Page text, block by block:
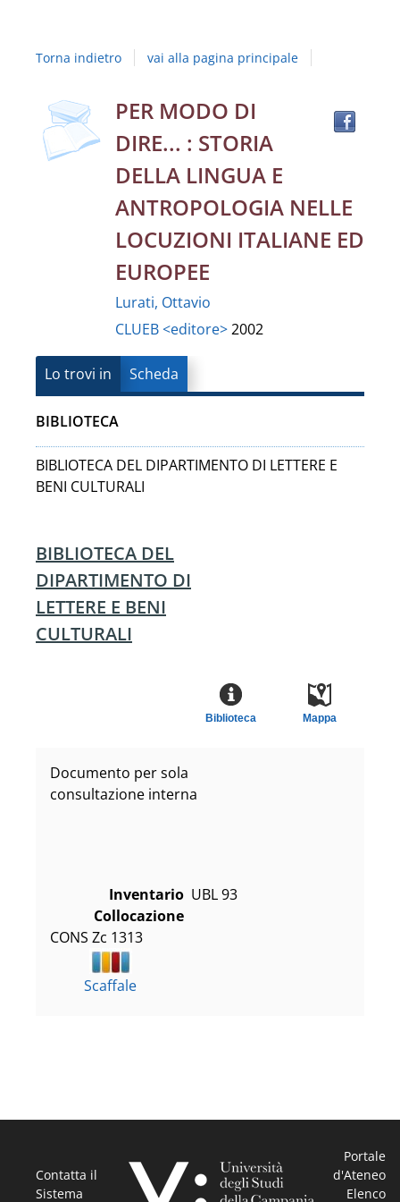
Campania
Vanvitelli"
Torna indietro vai alla pagina principale
Dettaglio
del
documento
PER MODO DI
DIRE... : STORIA
DELLA LINGUA E
ANTROPOLOGIA NELLE
LOCUZIONI ITALIANE ED
EUROPEE
Lurati, Ottavio
CLUEB <editore>2002
Lo trovi in Scheda
BIBLIOTECA
BIBLIOTECA DEL DIPARTIMENTO DI LETTERE E
BENI CULTURALI
BIBLIOTECA DEL
DIPARTIMENTO DI
LETTERE E BENI
CULTURALI
Mappa
Biblioteca
Documento per sola
consultazione interna
Inventario UBL 93
Collocazione
CONS Zc 1313
Scaffale
Contatta il
Sistema
Portale
d'Ateneo
Elenco